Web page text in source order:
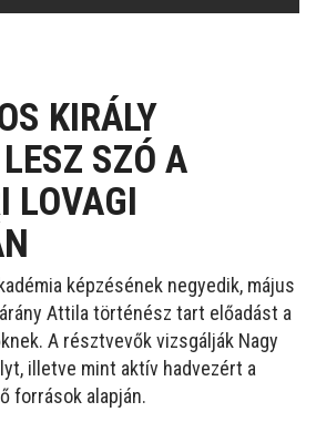
KIRÁLY
SZÓ A
LOVAGI
képzésének negyedik, május
Attila történész tart előadást a
A résztvevők vizsgálják Nagy
illetve mint aktív hadvezért a
források alapján.